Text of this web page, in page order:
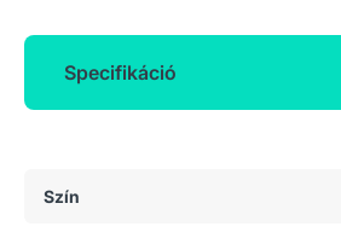
Specifikáció
Szín